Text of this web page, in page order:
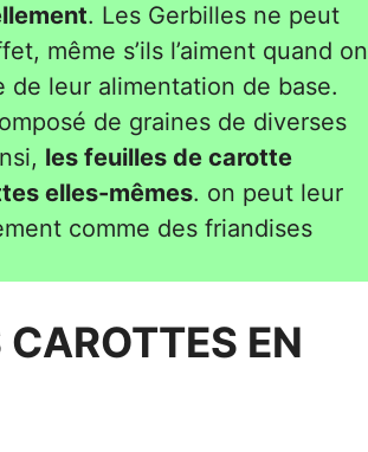
. Les Gerbilles ne peut
même s’ils l’aiment quand on
leur alimentation de base.
de graines de diverses
les feuilles de carotte
elles-mêmes. on peut leur
comme des friandises
EN